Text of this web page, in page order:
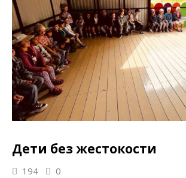
Дети без жестокости
194 0